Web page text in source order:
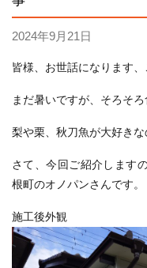
2024年9月21日
皆様、お世話になります、
まだ暑いですが、そろそ
梨や栗、秋刀魚が大好きな
さて、今回ご紹介します
根町のオノパンさんです。
施工後外観